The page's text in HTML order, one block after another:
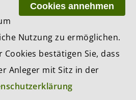
Cookies annehmen
Nutzung zu ermöglichen.
bestätigen Sie, dass
Anleger mit Sitz in der